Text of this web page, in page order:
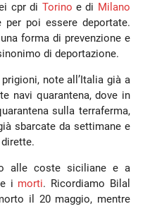
cpr di Torino e di Milano
poi essere deportate.
forma di prevenzione e
di deportazione.
note all’Italia già a
navi quarantena, dove in
sulla terraferma,
sbarcate da settimane e
alle coste siciliane e a
i morti. Ricordiamo Bilal
il 20 maggio, mentre